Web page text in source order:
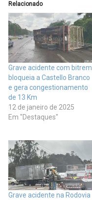
Relacionado
Grave acidente com bitrem
bloqueia a Castello Branco
e gera congestionamento
de 13 Km
12 de janeiro de 2025
Em "Destaques"
Grave acidente na Rodovia